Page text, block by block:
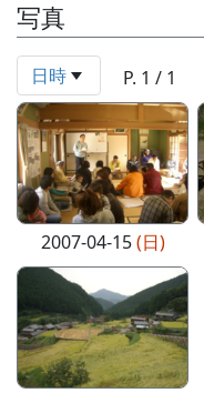
写真
日時 P. 1 / 1
2007-04-15(日)